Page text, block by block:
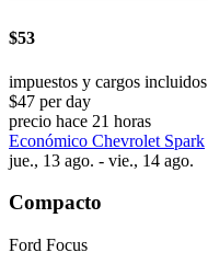
$53
impuestos y cargos incluidos
$47 per day
precio hace 21 horas
Económico Chevrolet Spark
jue., 13 ago. - vie., 14 ago.
Compacto
Ford Focus